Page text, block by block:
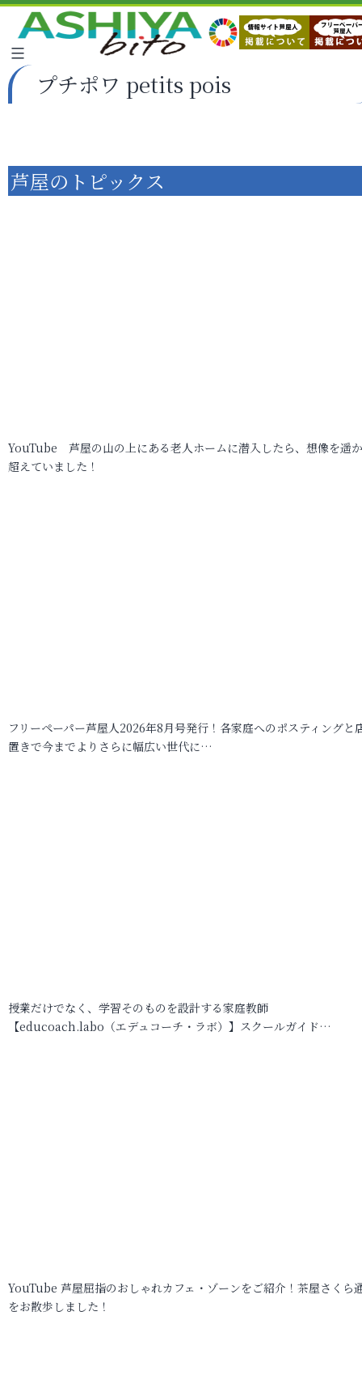
プチポワ petits pois
芦屋のトピックス
YouTube 芦屋の山の上にある老人ホームに潜入したら、想像を遥
超えていました！
フリーペーパー芦屋人2026年8月号発行！各家庭へのポスティングと
置きで今までよりさらに幅広い世代に…
授業だけでなく、学習そのものを設計する家庭教師
【educoach.labo（エデュコーチ・ラボ）】スクールガイド…
YouTube 芦屋屈指のおしゃれカフェ・ゾーンをご紹介！茶屋さくら
をお散歩しました！